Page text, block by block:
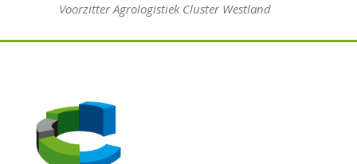
Voorzitter Agrologistiek Cluster Westland